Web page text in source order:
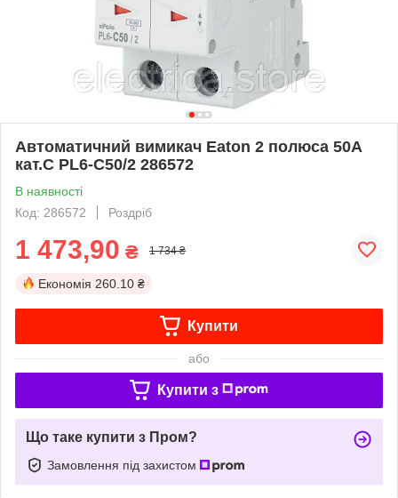
Автоматичний вимикач Eaton 2 полюса 50А
кат.C PL6-C50/2 286572
В наявності
Код: 286572
Роздріб
1 473,90 ₴ 1 734 ₴
Економія 260.10 ₴
Купити
або
Купити з
Що таке купити з Пром?
Замовлення під захистом